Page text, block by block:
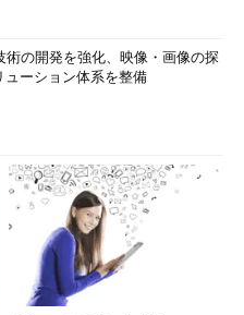
術の開発を強化、映像・画像の探
ューション体系を整備